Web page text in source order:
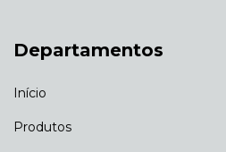
Departamentos
Início
Produtos